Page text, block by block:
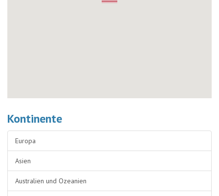
Kontinente
Europa
Asien
Australien und Ozeanien